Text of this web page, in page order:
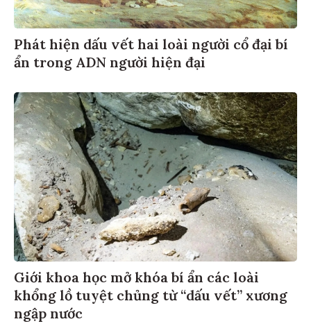
Phát hiện dấu vết hai loài người cổ đại bí
ẩn trong ADN người hiện đại
Giới khoa học mở khóa bí ẩn các loài
khổng lồ tuyệt chủng từ “dấu vết” xương
ngập nước